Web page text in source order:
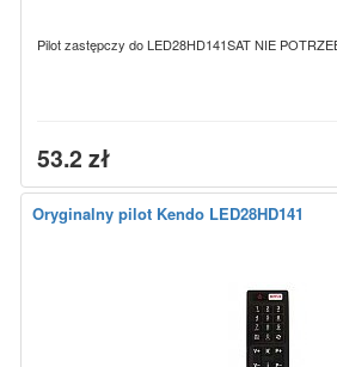
Pilot zastępczy do LED28HD141SAT NIE
53.2 zł
Oryginalny pilot Kendo LED28HD141